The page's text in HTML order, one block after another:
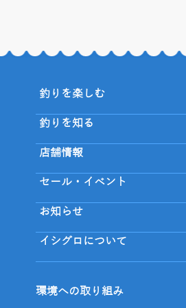
釣りを楽しむ
釣りを知る
店舗情報
セール・イベント
お知らせ
イシグロについて
環境への取り組み